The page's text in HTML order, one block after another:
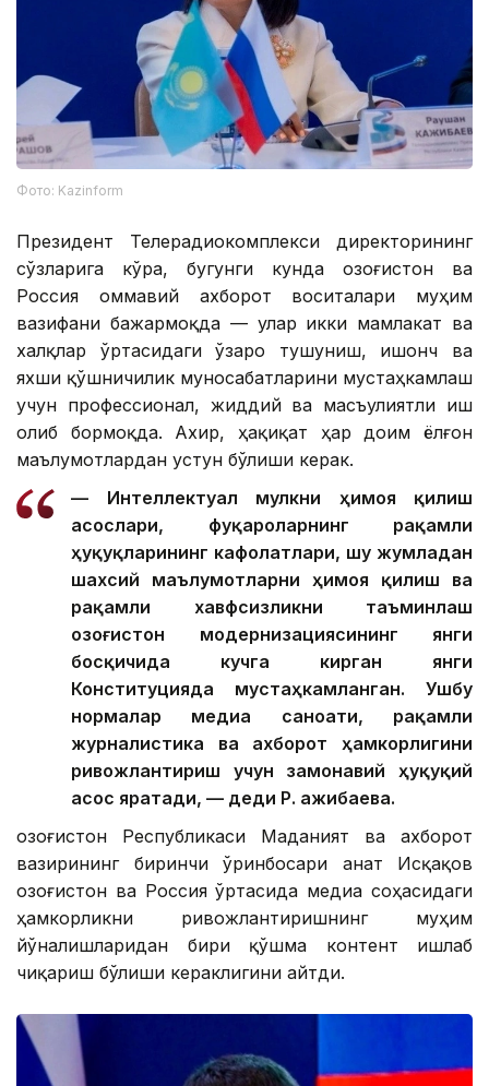
Фото: Kazinform
Президент Телерадиокомплекси директорининг
сўзларига кўра, бугунги кунда Қозоғистон ва
Россия оммавий ахборот воситалари муҳим
вазифани бажармоқда — улар икки мамлакат ва
халқлар ўртасидаги ўзаро тушуниш, ишонч ва
яхши қўшничилик муносабатларини мустаҳкамлаш
учун профессионал, жиддий ва масъулиятли иш
олиб бормоқда. Ахир, ҳақиқат ҳар доим ёлғон
маълумотлардан устун бўлиши керак.
— Интеллектуал мулкни ҳимоя қилиш
асослари, фуқароларнинг рақамли
ҳуқуқларининг кафолатлари, шу жумладан
шахсий маълумотларни ҳимоя қилиш ва
рақамли хавфсизликни таъминлаш
Қозоғистон модернизациясининг янги
босқичида кучга кирган янги
Конституцияда мустаҳкамланган. Ушбу
нормалар медиа саноати, рақамли
журналистика ва ахборот ҳамкорлигини
ривожлантириш учун замонавий ҳуқуқий
асос яратади, — деди Р. Қажибаева.
Қозоғистон Республикаси Маданият ва ахборот
вазирининг биринчи ўринбосари Қанат Исқақов
Қозоғистон ва Россия ўртасида медиа соҳасидаги
ҳамкорликни ривожлантиришнинг муҳим
йўналишларидан бири қўшма контент ишлаб
чиқариш бўлиши кераклигини айтди.